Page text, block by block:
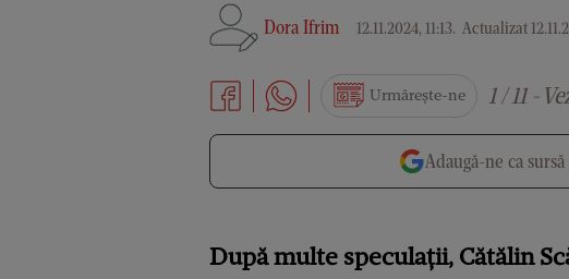
Dora Ifrim 12.11.2024, 11:13. Actualizat
Urmărește-ne 1 / 11 -
Adaugă-ne ca
După multe speculații, Cătălin